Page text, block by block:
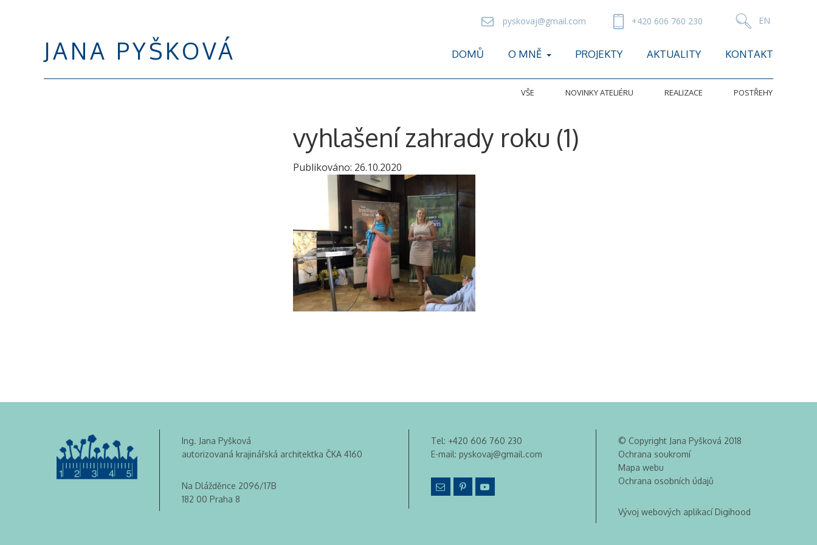
JANA PYŠKOVÁ
pyskovaj@gmail.com +420 606 760 230
DOMŮ O MNĚ PROJEKTY AKTUALITY KONTAKT
VŠE NOVINKY ATELIÉRU REALIZACE POSTŘEHY
vyhlašení zahrady roku (1)
Publikováno: 26.10.2020
Ing. Jana Pyšková
autorizovaná krajinářská architektka ČKA 4160
Na Dlážděnce 2096/17B
182 00 Praha 8
Tel: +420 606 760 230
E-mail: pyskovaj@gmail.com
© Copyright Jana Pyšková 2018
Ochrana soukromí
Mapa webu
Ochrana osobních údajů
Vývoj webových aplikací Digihood